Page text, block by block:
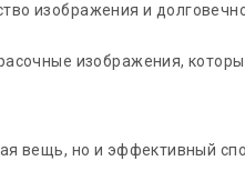
изображения и
изображения,
вещь, но и эффективный